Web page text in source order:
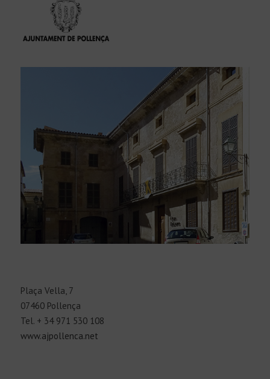
Plaça Vella, 7
07460 Pollença
Tel. + 34 971 530 108
www.ajpollenca.net